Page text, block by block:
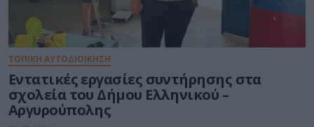
ΤΟΠΙΚΗ ΑΥΤΟΔΙΟΙΚΗΣΗ
Εντατικές εργασίες συντήρησης στα
σχολεία του Δήμου Ελληνικού –
Αργυρούπολης